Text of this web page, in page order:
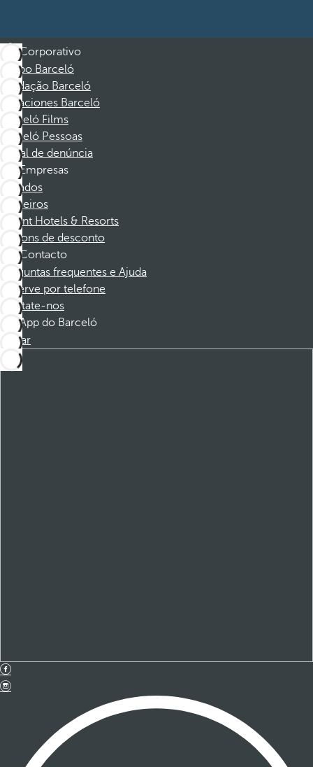
Corporativo
Grupo Barceló
Fundação Barceló
Vacaciones Barceló
Barceló Films
Barceló Pessoas
Canal de denúncia
Empresas
Afiliados
Parceiros
Dorint Hotels & Resorts
Cupons de desconto
Contacto
Perguntas frequentes e Ajuda
Reserve por telefone
Contate-nos
App do Barceló
Baixar